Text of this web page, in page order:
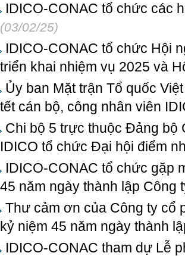
IDICO-CONAC tổ chức các
(03/02/25)
IDICO-CONAC tổ chức Hội
triển khai nhiệm vụ 2025 và
Ủy ban Mặt trận Tổ quốc
tết cán bộ, công nhân viên
Chi bộ 5 trực thuộc Đảng
IDICO tổ chức Đại hội điểm
IDICO-CONAC tổ chức gặp
45 năm ngày thành lập Công
Thư cảm ơn của Công ty cổ
kỷ niệm 45 năm ngày thành
IDICO-CONAC tham dự Lễ